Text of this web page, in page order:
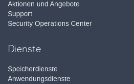
Aktionen und Angebote
Support
Security Operations Center
Dienste
Speicherdienste
Anwendungsdienste